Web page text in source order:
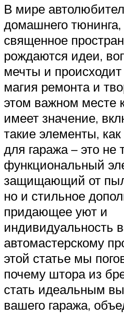
В мире
домашнего тюнинга,
священное
рождаются идеи,
мечты и
магия ремонта и
этом важном месте
имеет значение,
такие элементы,
для гаража – это не
функциональный
защищающий от
но и стильное
придающее уют и
индивидуальность
автомастерскому
этой статье мы
почему штора из
стать идеальным
вашего гаража,